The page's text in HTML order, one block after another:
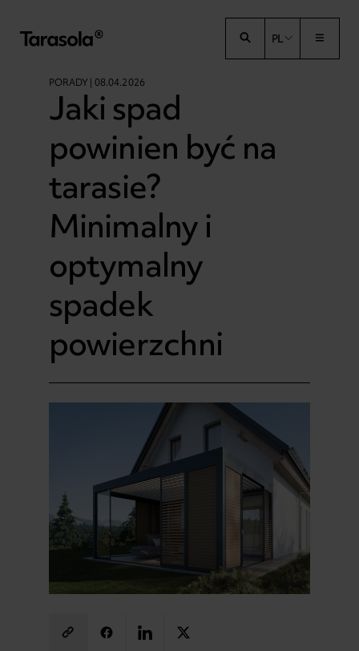
PL
PORADY | 08.04.2026
Jaki spad
powinien być na
tarasie?
Minimalny i
optymalny
spadek
powierzchni